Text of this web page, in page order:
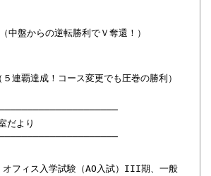
盤からの逆転勝利でＶ奪還！）
覇達成！コース変更でも圧巻の勝利）
だより
オフィス入学試験（AO入試）III期、一般